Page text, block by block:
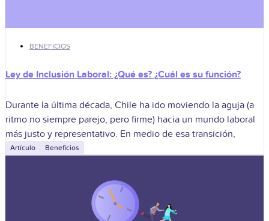
BENEFICIOS
Ley de Inclusión Laboral: ¿Qué es? ¿Cuál es su función?
Durante la última década, Chile ha ido moviendo la aguja (a
ritmo no siempre parejo, pero firme) hacia un mundo laboral
más justo y representativo. En medio de esa transición,
Artículo Beneficios